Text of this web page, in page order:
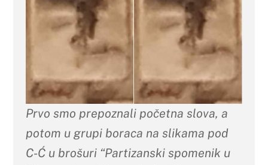
Prvo smo prepoznali početna slova, a
potom u grupi boraca na slikama pod
C-Ć u brošuri “Partizanski spomenik u